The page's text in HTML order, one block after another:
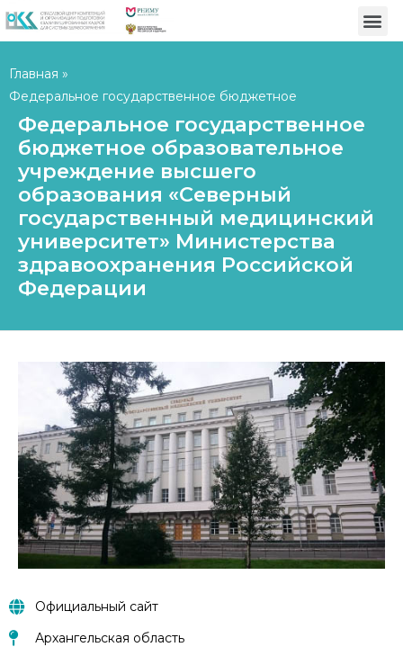
Главная »
Федеральное государственное бюджетное
образовательное учреждение высшего образования
«Северный государственный медицинский университет»
Министерства здравоохранения Российской Федерации
Федеральное государственное
бюджетное образовательное
учреждение высшего
образования «Северный
государственный медицинский
университет» Министерства
здравоохранения Российской
Федерации
Официальный сайт
Архангельская область